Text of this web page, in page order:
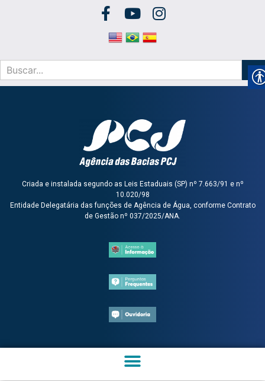
Criada e instalada segundo as Leis Estaduais (SP) nº 7.663/91 e nº
10.020/98
Entidade Delegatária das funções de Agência de Água, conforme Contrato
de Gestão nº 037/2025/ANA.